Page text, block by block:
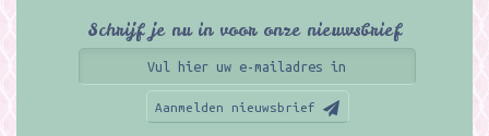
Schrijf je nu in voor onze nieuwsbrief
Aanmelden nieuwsbrief